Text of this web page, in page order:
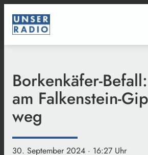
Borkenkäfer-
am Falkenstein-
weg
30. September 2024 · 16:27 Uhr